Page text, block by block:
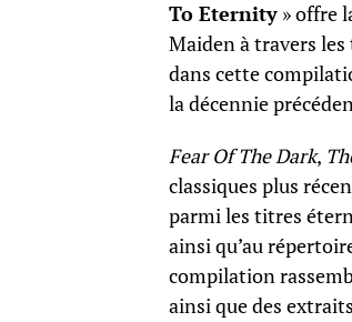
To Eternity » offre
Maiden à travers
dans cette
la décennie
Fear Of The Dark,
classiques plus
parmi les titres
ainsi qu’au
compilation
ainsi que des